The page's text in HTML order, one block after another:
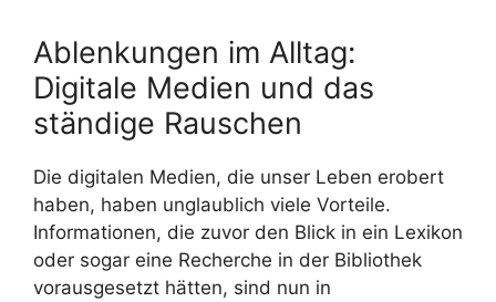
Ablenkungen im Alltag:
Digitale Medien und das
ständige Rauschen
Die digitalen Medien, die unser Leben erobert
haben, haben unglaublich viele Vorteile.
Informationen, die zuvor den Blick in ein Lexikon
oder sogar eine Recherche in der Bibliothek
vorausgesetzt hätten, sind nun in